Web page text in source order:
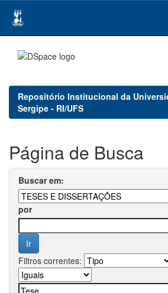
navigation
Repositório Institucional da
Sergipe - RI/UFS
Página de Busca
Buscar em:
por
Filtros correntes: